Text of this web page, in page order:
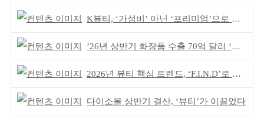
K뷰티, ‘가성비’ 아닌 ‘프리미엄’으로 승부걸어야
’26년 상반기 화장품 수출 70억 달러 ‘역대 최고’
2026년 뷰티 핵심 트렌드, ‘F.I.N.D’로 읽는다
다이소몰 상반기 결산, ‘뷰티’가 이끌었다